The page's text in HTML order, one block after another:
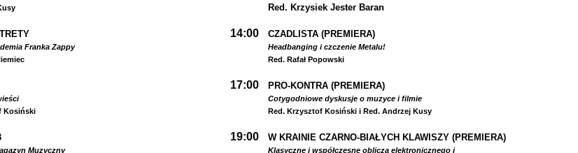
Red. Krzysiek Jester Baran
Franka Zappy
14:00 CZADLISTA (PREMIERA)
Headbanging i czczenie Metalu!
Red. Rafał Popowski
Kosiński
17:00 PRO-KONTRA (PREMIERA)
Cotygodniowe dyskusje o muzyce i filmie
Red. Krzysztof Kosiński i Red. Andrzej Kusy
Muzyczny
19:00 W KRAINIE CZARNO-BIAŁYCH KLAWISZY (PREMIERA)
Klasyczne i współczesne oblicza elektronicznego i